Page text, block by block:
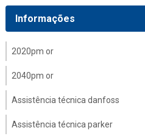
Informações
2020pm or
2040pm or
Assistência técnica danfoss
Assistência técnica parker